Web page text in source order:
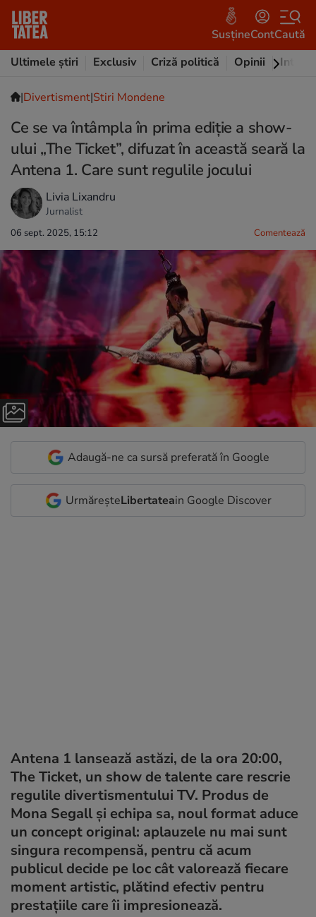
SusțineContCaută
Ultimele știri
Exclusiv Criză politică Opinii
|Divertisment|Stiri Mondene
Ce se va întâmpla în prima ediție a show-
ului „The Ticket”, difuzat în această seară la
Antena 1. Care sunt regulile jocului
Livia Lixandru
Jurnalist
06 sept. 2025, 15:12 Comentează
Adaugă-ne ca sursă preferată în Google
UrmăreșteLibertateain Google Discover
Antena 1 lansează astăzi, de la ora 20:00,
The Ticket, un show de talente care rescrie
regulile divertismentului TV. Produs de
Mona Segall și echipa sa, noul format aduce
un concept original: aplauzele nu mai sunt
singura recompensă, pentru că acum
publicul decide pe loc cât valorează fiecare
moment artistic, plătind efectiv pentru
prestațiile care îi impresionează.